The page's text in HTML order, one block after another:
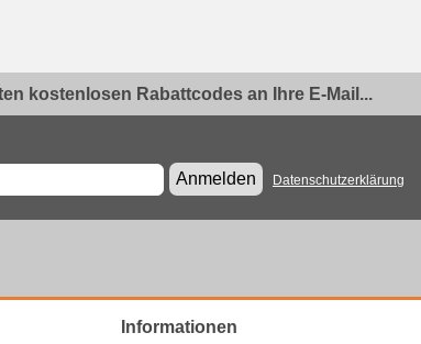
kostenlosen Rabattcodes an Ihre E-Mail...
Anmelden
Datenschutzerklärung
Informationen